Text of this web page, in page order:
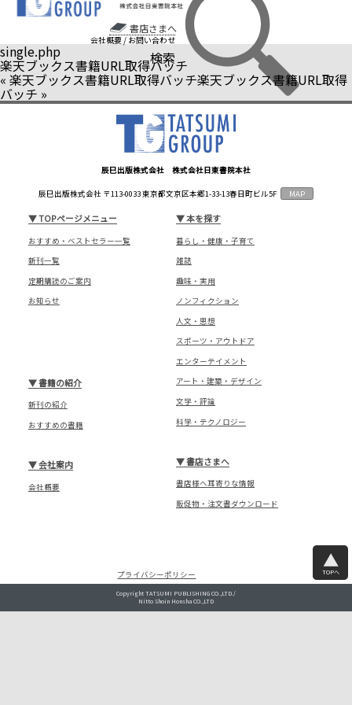
書店さまへ
会社概要 / お問い合わせ
検索
single.php
楽天ブックス書籍URL取得バッチ
« 楽天ブックス書籍URL取得バッチ楽天ブックス書籍URL取得
バッチ »
辰巳出版株式会社 株式会社日東書院本社
辰巳出版株式会社 〒113-0033 東京都文京区本郷1-33-13春日町ビル5F MAP
▼TOPページメニュー
おすすめ・ベストセラー一覧
新刊一覧
定期購読のご案内
お知らせ
▼本を探す
暮らし・健康・子育て
雑誌
趣味・実用
ノンフィクション
人文・思想
スポーツ・アウトドア
エンターテイメント
アート・建築・デザイン
文学・評論
科学・テクノロジー
▼書籍の紹介
新刊の紹介
おすすめの書籍
▼書店さまへ
書店様へ耳寄りな情報
販促物・注文書ダウンロード
▼会社案内
会社概要
プライバシーポリシー TOPへ
Copyright TATSUMI PUBLISHING CO.,LTD./
Nitto Shoin Honsha CO.,LTD